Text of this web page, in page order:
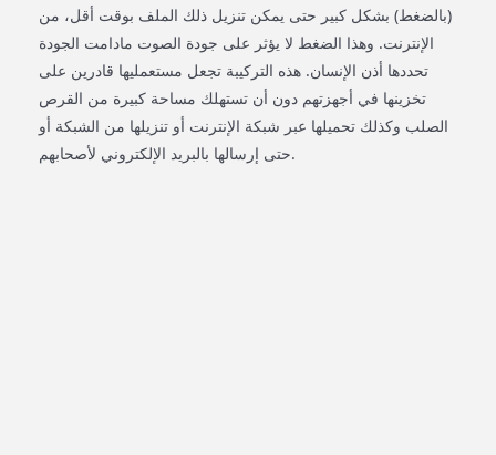
(بالضغط) بشكل كبير حتى يمكن تنزيل ذلك الملف بوقت أقل، من
الإنترنت. وهذا الضغط لا يؤثر على جودة الصوت مادامت الجودة
تحددها أذن الإنسان. هذه التركيبة تجعل مستعمليها قادرين على
تخزينها في أجهزتهم دون أن تستهلك مساحة كبيرة من القرص
الصلب وكذلك تحميلها عبر شبكة الإنترنت أو تنزيلها من الشبكة أو
حتى إرسالها بالبريد الإلكتروني لأصحابهم.